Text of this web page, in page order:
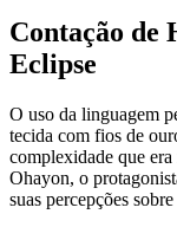
Contação de
Eclipse
O uso da linguagem
tecida com fios de
complexidade que
Ohayon, o
suas percepções